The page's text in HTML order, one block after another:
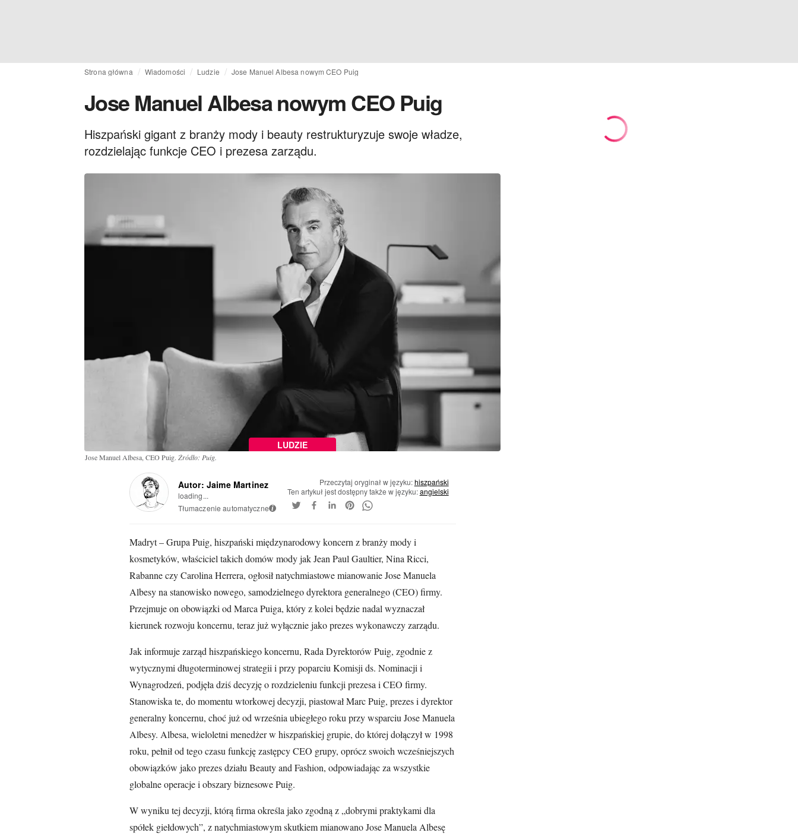
Strona główna Wiadomości Ludzie Jose Manuel Albesa nowym CEO Puig
Jose Manuel Albesa nowym CEO Puig
Hiszpański gigant z branży mody i beauty restrukturyzuje swoje władze,
rozdzielając funkcje CEO i prezesa zarządu.
LUDZIE
Jose Manuel Albesa, CEO Puig. Źródło: Puig.
Autor: Jaime Martinez
loading...
Tłumaczenie automatyczne i
Przeczytaj oryginał w języku:hiszpański
Ten artykuł jest dostępny także w języku:angielski
Madryt – Grupa Puig, hiszpański międzynarodowy koncern z branży mody i
kosmetyków, właściciel takich domów mody jak Jean Paul Gaultier, Nina Ricci,
Rabanne czy Carolina Herrera, ogłosił natychmiastowe mianowanie Jose Manuela
Albesy na stanowisko nowego, samodzielnego dyrektora generalnego (CEO) firmy.
Przejmuje on obowiązki od Marca Puiga, który z kolei będzie nadal wyznaczał
kierunek rozwoju koncernu, teraz już wyłącznie jako prezes wykonawczy zarządu.
Jak informuje zarząd hiszpańskiego koncernu, Rada Dyrektorów Puig, zgodnie z
wytycznymi długoterminowej strategii i przy poparciu Komisji ds. Nominacji i
Wynagrodzeń, podjęła dziś decyzję o rozdzieleniu funkcji prezesa i CEO firmy.
Stanowiska te, do momentu wtorkowej decyzji, piastował Marc Puig, prezes i dyrektor
generalny koncernu, choć już od września ubiegłego roku przy wsparciu Jose Manuela
Albesy. Albesa, wieloletni menedżer w hiszpańskiej grupie, do której dołączył w 1998
roku, pełnił od tego czasu funkcję zastępcy CEO grupy, oprócz swoich wcześniejszych
obowiązków jako prezes działu Beauty and Fashion, odpowiadając za wszystkie
globalne operacje i obszary biznesowe Puig.
W wyniku tej decyzji, którą firma określa jako zgodną z „dobrymi praktykami dla
spółek giełdowych”, z natychmiastowym skutkiem mianowano Jose Manuela Albesę